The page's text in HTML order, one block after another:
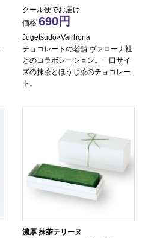
クール便でお届け
価格 690
Jugetsudo×Valrhona
チョコレートの老舗 ヴァローナ社
とのコラボレーション。一口サイ
ズの抹茶とほうじ茶のチョコレー
ト。
濃厚 抹茶テリーヌ